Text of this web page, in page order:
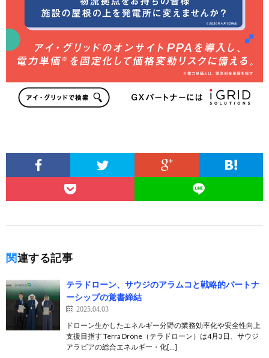
関連する記事
テラドローン、サウジのアラムコと戦略的パートナ
ーシップの覚書締結
2025.04.03
ドローン生かしたエネルギー分野の業務効率化や安全性向上
支援目指す Terra Drone（テラドローン）は4月3日、サウジ
アラビアの総合エネルギー・化[…]